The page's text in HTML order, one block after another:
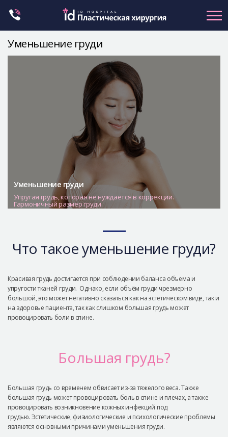
Ортогнатическая хирургия
Контуринг тела
Let Me In
Консультация
Уменьшение груди
Уменьшение груди
Упругая грудь, которая не нуждается в коррекции.
Гармоничный размер груди.
Что такое уменьшение груди?
Красивая грудь достигается при соблюдении баланса объема и
упругости тканей груди. Однако, если объём груди чрезмерно
большой, это может негативно сказаться как на эстетическом виде, так и
на здоровье пациента, так как слишком большая грудь может
провоцировать боли в спине.
Большая грудь?
Большая грудь со временем обвисает из-за тяжелого веса. Также
большая грудь может провоцировать боль в спине и плечах, а также
провоцировать возникновение кожных инфекций под
грудью. Эстетические, физиологические и психологические проблемы
являются основными причинами уменьшения груди.